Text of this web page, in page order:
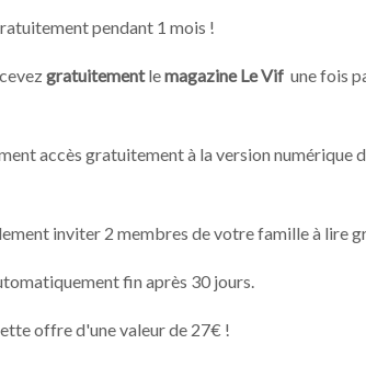
pendant 1 mois !
gratuitementlemagazine Le Vif une fois
accès gratuitement à la version numérique
inviter 2 membres de votre famille à lire
fin après 30 jours.
offre d'une valeur de 27€ !